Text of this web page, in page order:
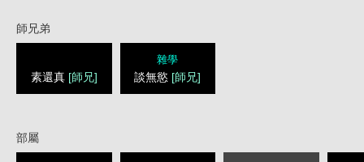
師兄弟
素還真 [師兄]
雜學
談無慾 [師兄]
部屬